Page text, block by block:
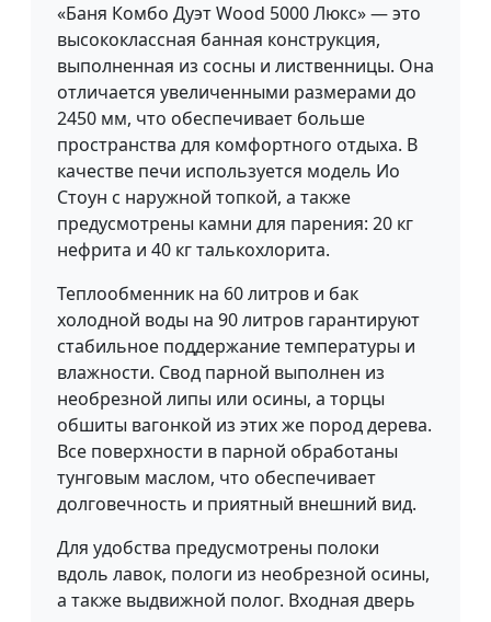
«Баня Комбо Дуэт Wood 5000 Люкс» — это
высококлассная банная конструкция,
выполненная из сосны и лиственницы. Она
отличается увеличенными размерами до
2450 мм, что обеспечивает больше
пространства для комфортного отдыха. В
качестве печи используется модель Ио
Стоун с наружной топкой, а также
предусмотрены камни для парения: 20 кг
нефрита и 40 кг талькохлорита.
Теплообменник на 60 литров и бак
холодной воды на 90 литров гарантируют
стабильное поддержание температуры и
влажности. Свод парной выполнен из
необрезной липы или осины, а торцы
обшиты вагонкой из этих же пород дерева.
Все поверхности в парной обработаны
тунговым маслом, что обеспечивает
долговечность и приятный внешний вид.
Для удобства предусмотрены полоки
вдоль лавок, пологи из необрезной осины,
а также выдвижной полог. Входная дверь